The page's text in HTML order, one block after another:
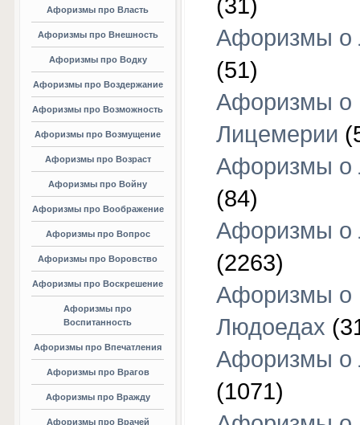
Афоризмы про Власть
Афоризмы про Внешность
Афоризмы про Водку
Афоризмы про Воздержание
Афоризмы про Возможность
Афоризмы про Возмущение
Афоризмы про Возраст
Афоризмы про Войну
Афоризмы про Воображение
Афоризмы про Вопрос
Афоризмы про Воровство
Афоризмы про Воскрешение
Афоризмы про
Воспитанность
Афоризмы про Впечатления
Афоризмы про Врагов
Афоризмы про Вражду
Афоризмы про Врачей
(31)
Афоризмы о
(51)
Афоризмы о
Лицемерии
Афоризмы о
(84)
Афоризмы о
(2263)
Афоризмы о
Людоедах
Афоризмы о
(1071)